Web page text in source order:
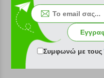
Εγγραφή
Συμφωνώ με τους